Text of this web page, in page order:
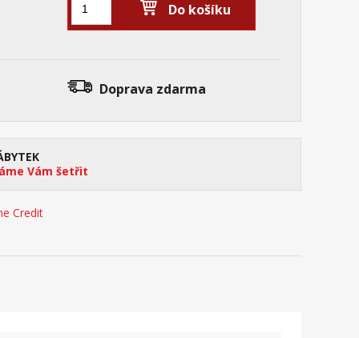
Do košíku
Doprava zdarma
Vám šetřit
Credit